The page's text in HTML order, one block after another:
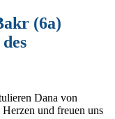
(6a)
Dana von
Herzen und freuen uns